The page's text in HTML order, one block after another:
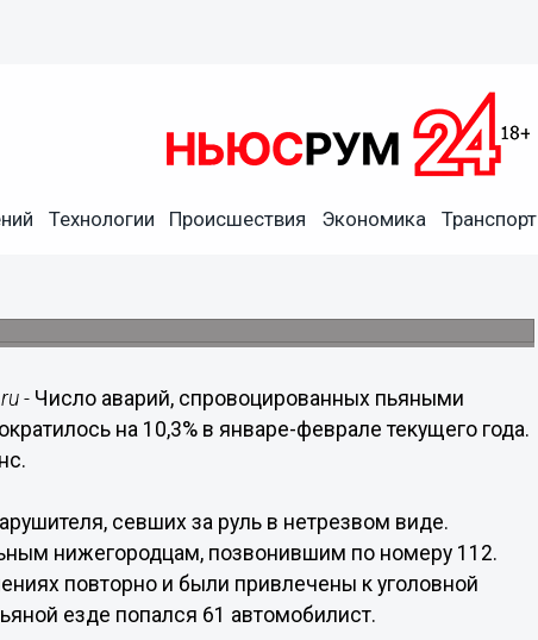
Технологии Происшествия Экономика Транспорт
в Нижегородской области
- Число аварий, спровоцированных пьяными
на 10,3% в январе-феврале текущего года.
севших за руль в нетрезвом виде.
нижегородцам, позвонившим по номеру 112.
повторно и были привлечены к уголовной
езде попался 61 автомобилист.